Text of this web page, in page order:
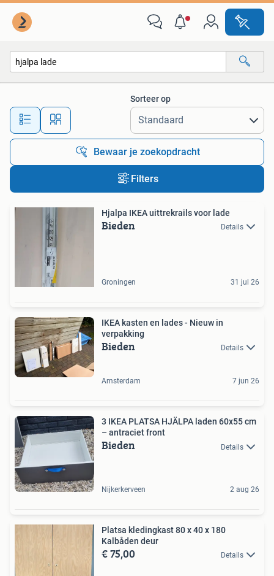
Alle afstanden…
Sorteer op
Bewaar je zoekopdracht
Filters
Hjalpa IKEA uittrekrails voor lade
Bieden Details
Groningen 31 jul 26
IKEA kasten en lades - Nieuw in
verpakking
Bieden Details
Amsterdam 7 jun 26
3 IKEA PLATSA HJÄLPA laden 60x55 cm
– antraciet front
Bieden Details
Nijkerkerveen 2 aug 26
Platsa kledingkast 80 x 40 x 180
Kalbåden deur
€ 75,00 Details